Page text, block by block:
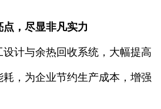
，尽显非凡实力
设计与余热回收系统，大幅提高
，为企业节约生产成本，增强